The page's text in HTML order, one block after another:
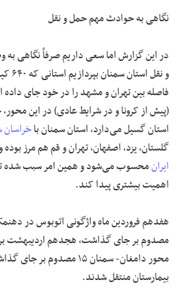
نگاهی به حوادث مهم حمل و نقل
در این گزارش اما سعی داریم صرفاً نگاهی
و
(پیش از کرونا و در شرایط عادی) در این
استان گسیل می‌دارد، استان سمنان با
گلستان، یزد، اصفهان، تهران و قم هم مرز
ایرانمحسوب می‌شود و همین امر سبب شده
اهمیت بیشتری پیدا کند.
هفدهم فروردین ماه واژگونی اتوبوس در
مصدوم بر جای گذاشت، هجدهم اردیبهشت
محور دامغان- سمنان ۱۵
بیمارستان منتقل شدند.